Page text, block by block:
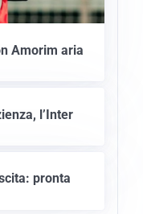
Amorim aria
l’Inter
pronta